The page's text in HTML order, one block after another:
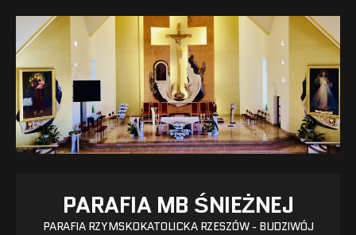
PARAFIA MB ŚNIEŻNEJ
PARAFIA RZYMSKOKATOLICKA RZESZÓW - BUDZIWÓJ